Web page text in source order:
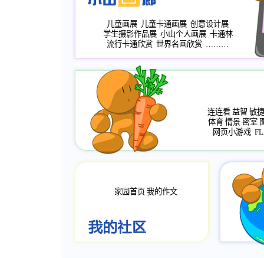
儿童画展 儿童卡通画展 创意设计展
学生摄影作品展 小山个人画展 卡通林
流行卡通欣赏 世界名画欣赏 ………
连连看 益智 敏捷
体育 情景 密室
网页小游戏
家园首页 我的作文